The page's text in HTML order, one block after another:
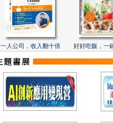
一人公司，收入翻十倍 好好吃飯，一